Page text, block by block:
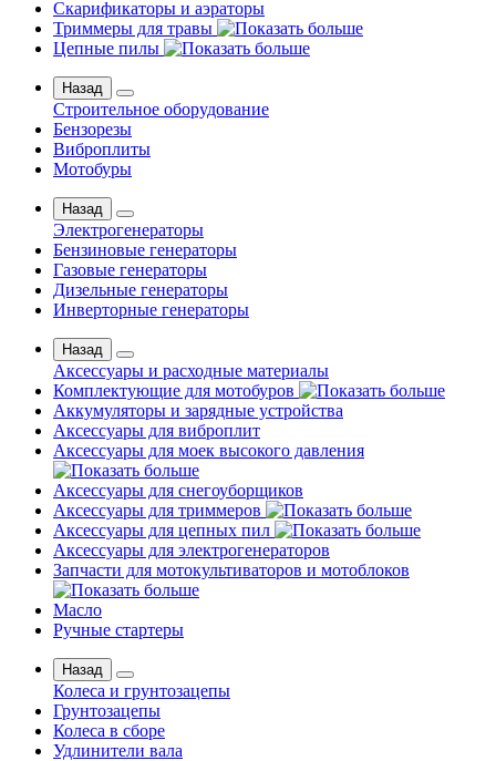
Скарификаторы и аэраторы
Триммеры для травы
Цепные пилы
Назад
Строительное оборудование
Бензорезы
Виброплиты
Мотобуры
Назад
Электрогенераторы
Бензиновые генераторы
Газовые генераторы
Дизельные генераторы
Инверторные генераторы
Назад
Аксессуары и расходные материалы
Комплектующие для мотобуров
Аккумуляторы и зарядные устройства
Аксессуары для виброплит
Аксессуары для моек высокого давления
Аксессуары для снегоуборщиков
Аксессуары для триммеров
Аксессуары для цепных пил
Аксессуары для электрогенераторов
Запчасти для мотокультиваторов и мотоблоков
Масло
Ручные стартеры
Назад
Колеса и грунтозацепы
Грунтозацепы
Колеса в сборе
Удлинители вала